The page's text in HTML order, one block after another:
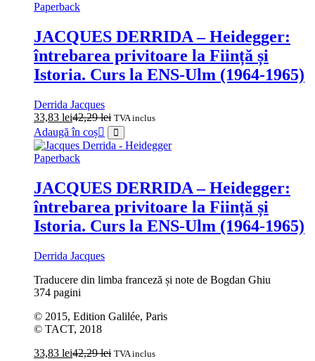
Paperback
JACQUES DERRIDA – Heidegger:
întrebarea privitoare la Ființă și
Istoria. Curs la ENS-Ulm (1964-1965)
Derrida Jacques
33,83 lei42,29lei TVA inclus
Adaugă în coș
Paperback
JACQUES DERRIDA – Heidegger:
întrebarea privitoare la Ființă și
Istoria. Curs la ENS-Ulm (1964-1965)
Derrida Jacques
Traducere din limba franceză și note de Bogdan Ghiu
374 pagini
© 2015, Edition Galilée, Paris
© TACT, 2018
33,83 lei42,29lei TVA inclus